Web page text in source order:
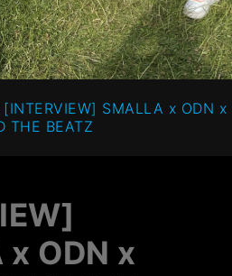
[INTERVIEW] SMALLA x ODN x
THE BEATZ
ODN x